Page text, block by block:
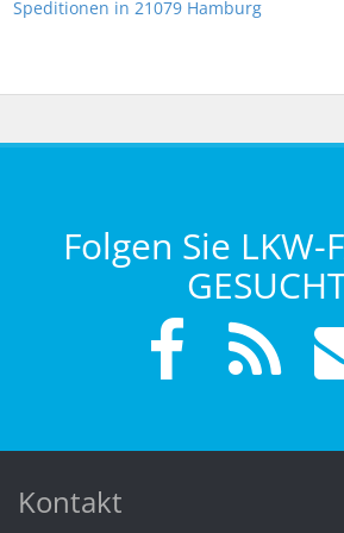
Speditionen in 21079 Hamburg
Folgen Sie LKW-
Kontakt